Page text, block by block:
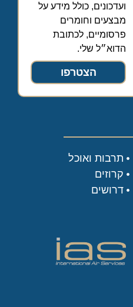
ועדכונים, כולל מידע על
מבצעים וחומרים
פרסומיים, לכתובת
הדוא״ל שלי.
הצטרפו
תרבות ואוכל
קרוזים
דרושים